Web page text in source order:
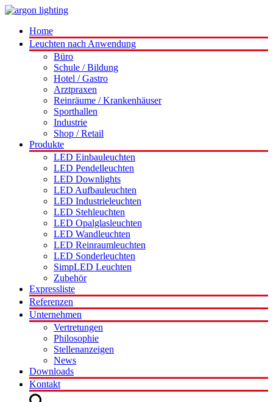
Home
Leuchten nach Anwendung
Büro
Schule / Bildung
Hotel / Gastro
Arztpraxen
Reinräume / Krankenhäuser
Sporthallen
Industrie
Shop / Retail
Produkte
LED Einbauleuchten
LED Pendelleuchten
LED Downlights
LED Aufbauleuchten
LED Industrieleuchten
LED Stehleuchten
LED Opalglasleuchten
LED Wandleuchten
LED Reinraumleuchten
LED Sonderleuchten
SimpLED Leuchten
Zubehör
Expressliste
Referenzen
Unternehmen
Vertretungen
Philosophie
Stellenanzeigen
News
Downloads
Kontakt